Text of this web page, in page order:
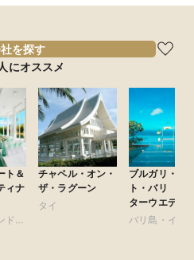
を探す
にオススメ
ト＆
ィナ
ドネ
チャペル・オン・
ザ・ラグーン
タイ
ブルガリ・リ
ト・バリ ウ
ターウエディ
バリ島・イン